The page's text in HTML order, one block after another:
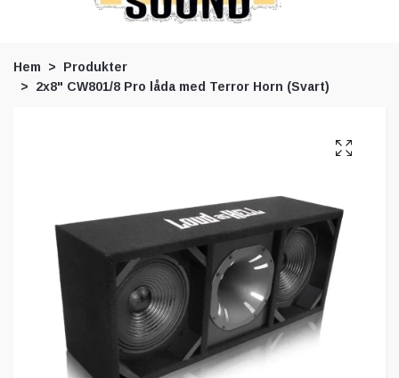
Hem
Produkter
2x8" CW801/8 Pro låda med Terror Horn (Svart)